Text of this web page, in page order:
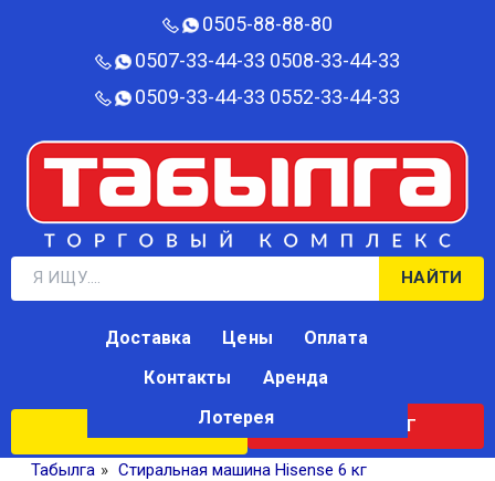
0505-88-88-80‬
0507-33-44-33 0508-33-44-33
0509-33-44-33 0552-33-44-33
НАЙТИ
КАТАЛОГ
Доставка Цены
Оплата
Контакты
Аренда
Лотерея
Табылга » Стиральная машина Hisense 6 кг